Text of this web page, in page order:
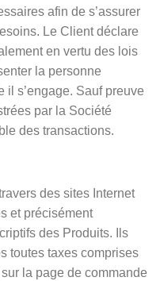
afin de s’assurer
Le Client déclare
en vertu des lois
la personne
s’engage. Sauf preuve
par la Société
des transactions.
des sites Internet
et précisément
des Produits. Ils
toutes taxes comprises
la page de commande